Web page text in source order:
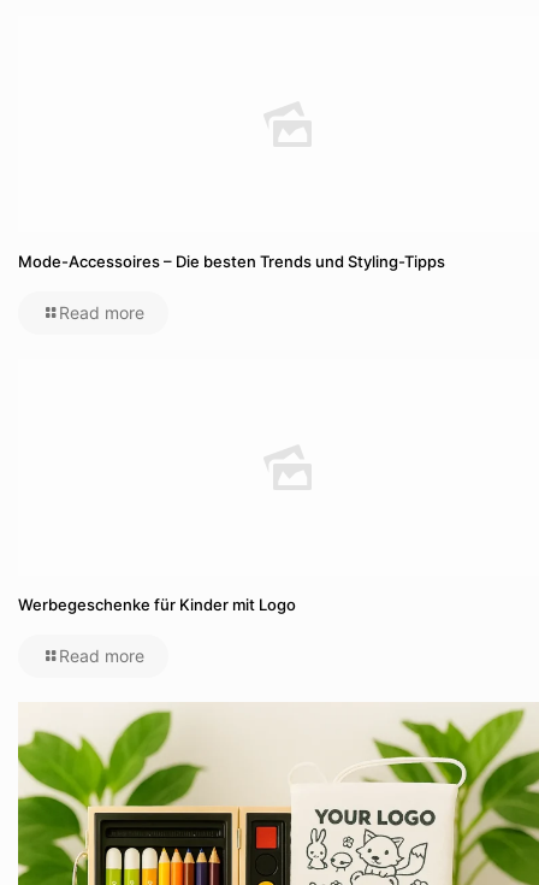
Mode-Accessoires – Die besten Trends und Styling-Tipps
Read more
Werbegeschenke für Kinder mit Logo
Read more